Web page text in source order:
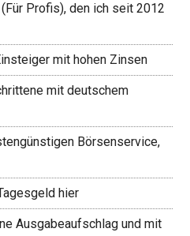
Profis), den ich seit 2012
mit hohen Zinsen
mit deutschem
Börsenservice,
hier
Ausgabeaufschlag und mit